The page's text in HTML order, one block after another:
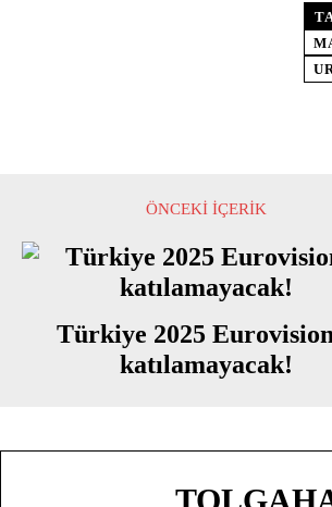
ÖNCEKI İÇERIK
Türkiye 2025
katılamayacak!